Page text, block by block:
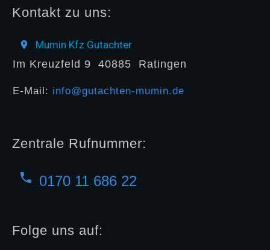
Kontakt zu uns:
Mumin Kfz Gutachter
Im Kreuzfeld 9 40885 Ratingen
E-Mail: info@gutachten-mumin.de
Zentrale Rufnummer:
0170 11 686 22
Folge uns auf: